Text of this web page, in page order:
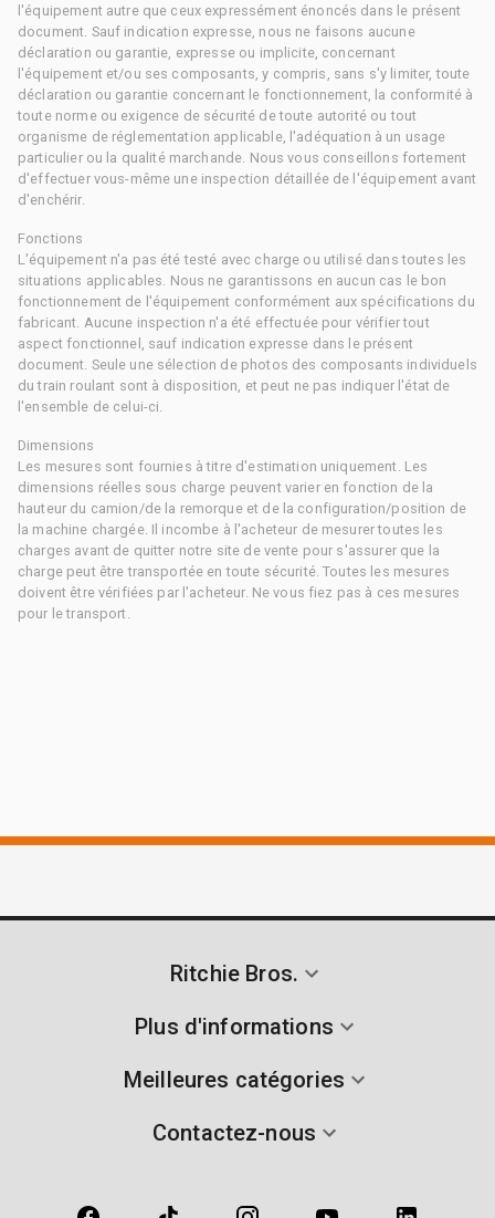
l'équipement autre que ceux expressément énoncés dans le présent
document. Sauf indication expresse, nous ne faisons aucune
déclaration ou garantie, expresse ou implicite, concernant
l'équipement et/ou ses composants, y compris, sans s'y limiter, toute
déclaration ou garantie concernant le fonctionnement, la conformité à
toute norme ou exigence de sécurité de toute autorité ou tout
organisme de réglementation applicable, l'adéquation à un usage
particulier ou la qualité marchande. Nous vous conseillons fortement
d'effectuer vous-même une inspection détaillée de l'équipement avant
d'enchérir.
Fonctions
L'équipement n'a pas été testé avec charge ou utilisé dans toutes les
situations applicables. Nous ne garantissons en aucun cas le bon
fonctionnement de l'équipement conformément aux spécifications du
fabricant. Aucune inspection n'a été effectuée pour vérifier tout
aspect fonctionnel, sauf indication expresse dans le présent
document. Seule une sélection de photos des composants individuels
du train roulant sont à disposition, et peut ne pas indiquer l'état de
l'ensemble de celui-ci.
Dimensions
Les mesures sont fournies à titre d'estimation uniquement. Les
dimensions réelles sous charge peuvent varier en fonction de la
hauteur du camion/de la remorque et de la configuration/position de
la machine chargée. Il incombe à l'acheteur de mesurer toutes les
charges avant de quitter notre site de vente pour s'assurer que la
charge peut être transportée en toute sécurité. Toutes les mesures
doivent être vérifiées par l'acheteur. Ne vous fiez pas à ces mesures
pour le transport.
Ritchie Bros.
Plus d'informations
Meilleures catégories
Contactez-nous